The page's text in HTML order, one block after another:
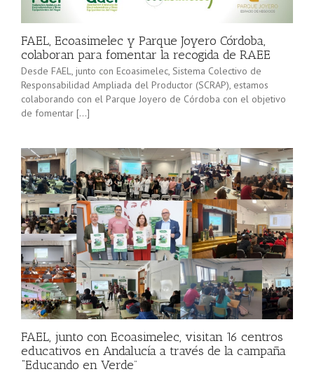
minorista”
(convocatoria
2025), pone
en marcha a
Sevilla junto
[…]
FAEL, Ecoasimelec y Parque Joyero Córdoba,
colaboran para fomentar la recogida de RAEE
Desde FAEL, junto con Ecoasimelec, Sistema Colectivo de
Responsabilidad Ampliada del Productor (SCRAP), estamos
colaborando con el Parque Joyero de Córdoba con el objetivo
de fomentar […]
FAEL, junto con Ecoasimelec, visitan 16 centros
educativos en Andalucía a través de la campaña
“Educando en Verde”